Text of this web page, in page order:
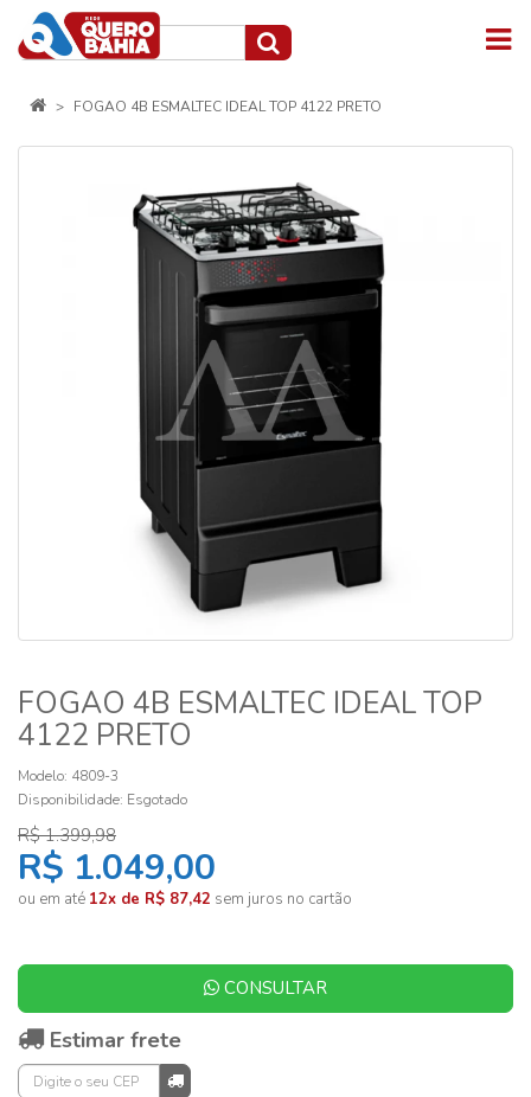
FOGAO 4B ESMALTEC IDEAL TOP 4122 PRETO
FOGAO 4B ESMALTEC IDEAL TOP
4122 PRETO
Modelo: 4809-3
Disponibilidade: Esgotado
R$ 1.399,98
R$ 1.049,00
ou em até 12x de R$ 87,42 sem juros no cartão
CONSULTAR
Estimar frete